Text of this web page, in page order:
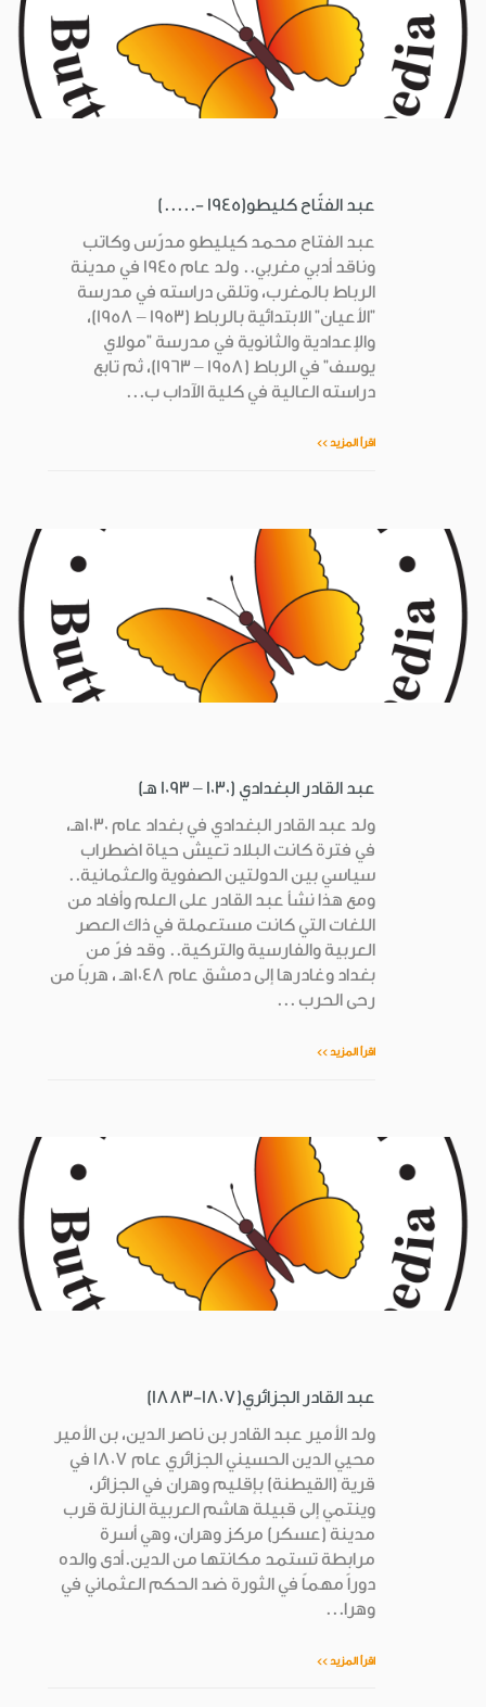
عبد الفتّاح كليطو(1945 -.....)
عبد الفتاح محمد كيليطو مدرّس وكاتب
وناقد أدبي مغربي.. ولد عام 1945 في مدينة
الرباط بالمغرب، وتلقى دراسته في مدرسة
"الأعيان" الابتدائية بالرباط (1953 – 1958)،
والإعدادية والثانوية في مدرسة "مولاي
يوسف" في الرباط (1958 – 1963)، ثم تابع
دراسته العالية في كلية الآداب ب...
اقرأ المزيد >>
عبد القادر البغدادي (1030 – 1093 هـ)
ولد عبد القادر البغدادي في بغداد عام 1030هـ،
في فترة كانت البلاد تعيش حياة اضطراب
سياسي بين الدولتين الصفوية والعثمانية..
ومع هذا نشأ عبد القادر على العلم وأفاد من
اللغات التي كانت مستعملة في ذاك العصر
العربية والفارسية والتركية.. وقد فرّ من
بغداد وغادرها إلى دمشق عام 1048هـ ، هرباً من
رحى الحرب ...
اقرأ المزيد >>
عبد القادر الجزائري(1807-1883)
ولد الأمير عبد القادر بن ناصر الدين، بن الأمير
محيي الدين الحسيني الجزائري عام 1807 في
قرية (القيطنة) بإقليم وهران في الجزائر،
وينتمي إلى قبيلة هاشم العربية النازلة قرب
مدينة (عسكر) مركز وهران، وهي أسرة
مرابطة تستمد مكانتها من الدين.أدى والده
دوراً مهماً في الثورة ضد الحكم العثماني في
وهرا...
اقرأ المزيد >>